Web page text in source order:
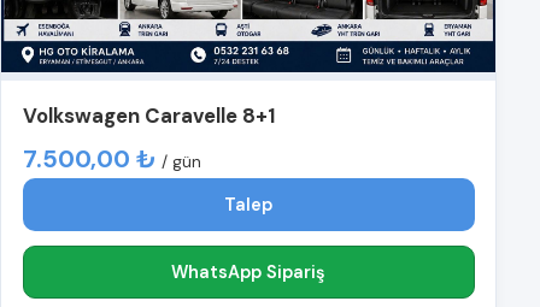
Volkswagen Caravelle 8+1
7.500,00 ₺ / gün
Talep
WhatsApp Sipariş